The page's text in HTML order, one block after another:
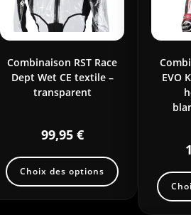
Combinaison RST Race
Dept Wet CE textile –
transparent
99,95 €
Choix des options
EVO